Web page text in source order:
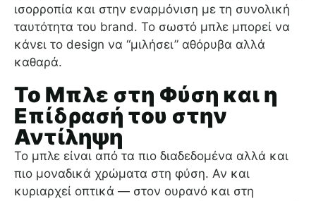
ισορροπία και στην εναρμόνιση με τη συνολική
ταυτότητα του brand. Το σωστό μπλε μπορεί να
κάνει το design να “μιλήσει” αθόρυβα αλλά
καθαρά.
Το Μπλε στη Φύση και η
Επίδρασή του στην
Αντίληψη
Το μπλε είναι από τα πιο διαδεδομένα αλλά και
πιο μοναδικά χρώματα στη φύση. Αν και
κυριαρχεί οπτικά — στον ουρανό και στη